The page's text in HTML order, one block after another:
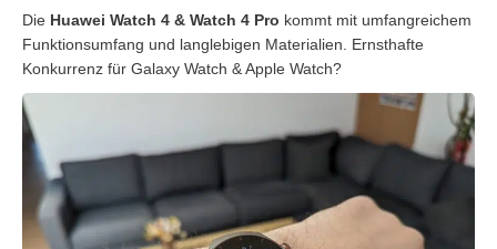
Die Huawei Watch 4 & Watch 4 Pro kommt mit umfangreichem
Funktionsumfang und langlebigen Materialien. Ernsthafte
Konkurrenz für Galaxy Watch & Apple Watch?